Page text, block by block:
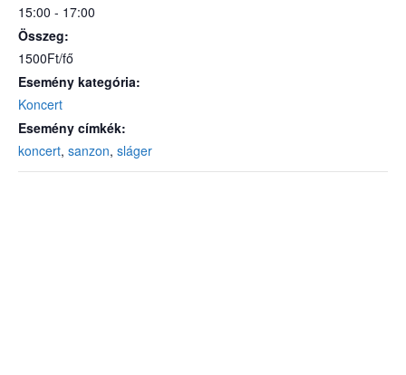
15:00 - 17:00
Összeg:
1500Ft/fő
Esemény kategória:
Koncert
Esemény címkék:
koncert, sanzon, sláger